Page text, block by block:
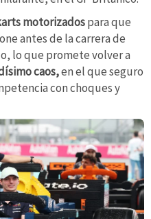
motorizadospara que
antes de la carrera de
lo que promete volver a
caos,en el que seguro
con choques y